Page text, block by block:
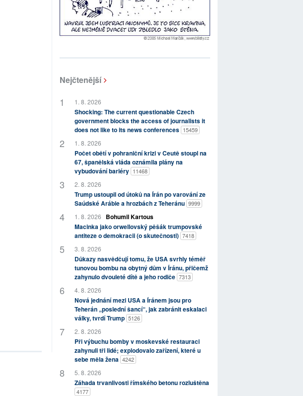
Nejčtenější
1. 8. 2026
Shocking: The current questionable Czech
government blocks the access of journalists it
does not like to its news conferences 15459
1. 8. 2026
Počet obětí v pohraniční krizi v Ceutě stoupl na
67, španělská vláda oznámila plány na
vybudování bariéry 11468
2. 8. 2026
Trump ustoupil od útoků na Írán po varování ze
Saúdské Arábie a hrozbách z Teheránu 9999
1. 8. 2026
Bohumil Kartous
Macinka jako orwellovský pěšák trumpovské
antiteze o demokracii (o skutečnosti) 7418
3. 8. 2026
Důkazy nasvědčují tomu, že USA svrhly téměř
tunovou bombu na obytný dům v Íránu, přičemž
zahynulo dvouleté dítě a jeho rodiče 7313
4. 8. 2026
Nová jednání mezi USA a Íránem jsou pro
Teherán „poslední šancí“, jak zabránit eskalaci
války, tvrdí Trump 5126
2. 8. 2026
Při výbuchu bomby v moskevské restauraci
zahynuli tři lidé; explodovalo zařízení, které u
sebe měla žena 4242
5. 8. 2026
Záhada trvanlivosti římského betonu rozluštěna
4177